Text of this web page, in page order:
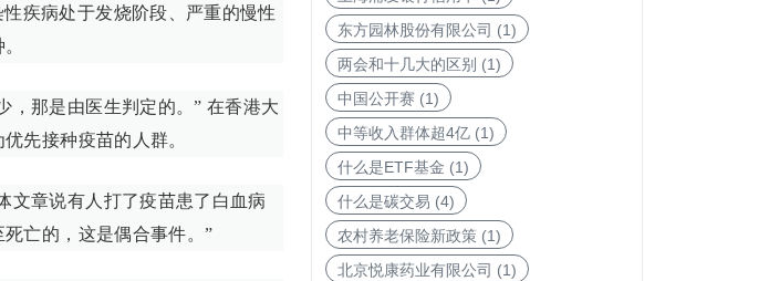
疾病处于发烧阶段、严重的慢性
，那是由医生判定的。” 在香港大
先接种疫苗的人群。
文章说有人打了疫苗患了白血病
亡的，这是偶合事件。”
东方园林股份有限公司 (1)
两会和十几大的区别 (1)
中国公开赛(1)
中等收入群体超4亿(1)
什么是ETF基金 (1)
什么是碳交易 (4)
农村养老保险新政策(1)
北京悦康药业有限公司 (1)